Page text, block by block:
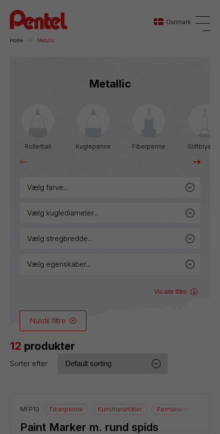
Danmark
Home Metallic
Metallic
Rollerball Kuglepenne Fiberpenne
vælg farve...
vælg kuglediameter...
vælg stregbredde...
vælg egenskaber...
Vis alle filtre
Nulstil filtre
12 produkter
Sorter efter
MFP10 Fiberpenne Kunstnerartikler Permanente markere
Paint Marker m. rund spids